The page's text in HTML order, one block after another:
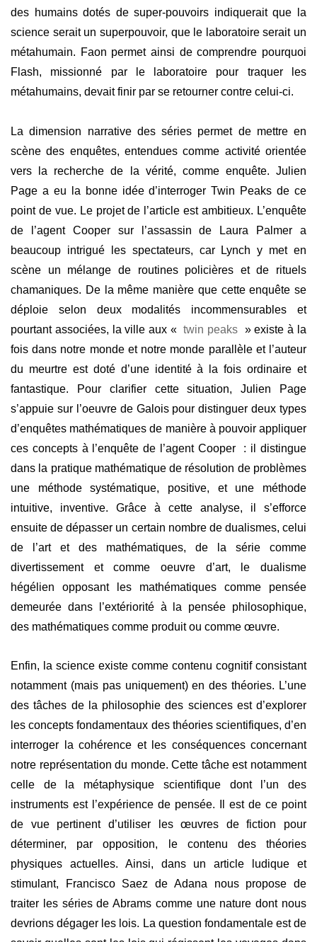
des humains dotés de super-pouvoirs indiquerait que la
science serait un superpouvoir, que le laboratoire serait un
métahumain. Faon permet ainsi de comprendre pourquoi
Flash, missionné par le laboratoire pour traquer les
métahumains, devait finir par se retourner contre celui-ci.
La dimension narrative des séries permet de mettre en
scène des enquêtes, entendues comme activité orientée
vers la recherche de la vérité, comme enquête. Julien
Page a eu la bonne idée d’interroger Twin Peaks de ce
point de vue. Le projet de l’article est ambitieux. L’enquête
de l’agent Cooper sur l’assassin de Laura Palmer a
beaucoup intrigué les spectateurs, car Lynch y met en
scène un mélange de routines policières et de rituels
chamaniques. De la même manière que cette enquête se
déploie selon deux modalités incommensurables et
pourtant associées, la ville aux «twin peaks » existe à la
fois dans notre monde et notre monde parallèle et l’auteur
du meurtre est doté d’une identité à la fois ordinaire et
fantastique. Pour clarifier cette situation, Julien Page
s’appuie sur l’oeuvre de Galois pour distinguer deux types
d’enquêtes mathématiques de manière à pouvoir appliquer
ces concepts à l’enquête de l’agent Cooper : il distingue
dans la pratique mathématique de résolution de problèmes
une méthode systématique, positive, et une méthode
intuitive, inventive. Grâce à cette analyse, il s’efforce
ensuite de dépasser un certain nombre de dualismes, celui
de l’art et des mathématiques, de la série comme
divertissement et comme oeuvre d’art, le dualisme
hégélien opposant les mathématiques comme pensée
demeurée dans l’extériorité à la pensée philosophique,
des mathématiques comme produit ou comme œuvre.
Enfin, la science existe comme contenu cognitif consistant
notamment (mais pas uniquement) en des théories. L’une
des tâches de la philosophie des sciences est d’explorer
les concepts fondamentaux des théories scientifiques, d’en
interroger la cohérence et les conséquences concernant
notre représentation du monde. Cette tâche est notamment
celle de la métaphysique scientifique dont l’un des
instruments est l’expérience de pensée. Il est de ce point
de vue pertinent d’utiliser les œuvres de fiction pour
déterminer, par opposition, le contenu des théories
physiques actuelles. Ainsi, dans un article ludique et
stimulant, Francisco Saez de Adana nous propose de
traiter les séries de Abrams comme une nature dont nous
devrions dégager les lois. La question fondamentale est de